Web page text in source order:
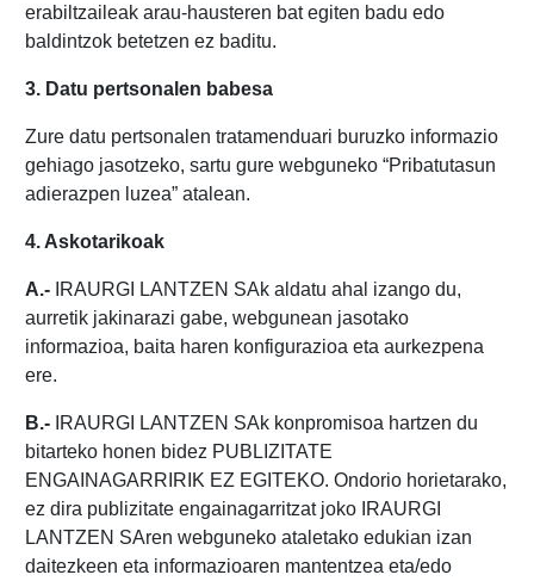
erabiltzaileak arau-hausteren bat egiten badu edo
baldintzok betetzen ez baditu.
3. Datu pertsonalen babesa
Zure datu pertsonalen tratamenduari buruzko informazio
gehiago jasotzeko, sartu gure webguneko “Pribatutasun
adierazpen luzea” atalean.
4. Askotarikoak
A.-IRAURGI LANTZEN SAk aldatu ahal izango du,
aurretik jakinarazi gabe, webgunean jasotako
informazioa, baita haren konfigurazioa eta aurkezpena
ere.
B.-IRAURGI LANTZEN SAk konpromisoa hartzen du
bitarteko honen bidez PUBLIZITATE
ENGAINAGARRIRIK EZ EGITEKO. Ondorio horietarako,
ez dira publizitate engainagarritzat joko IRAURGI
LANTZEN SAren webguneko ataletako edukian izan
daitezkeen eta informazioaren mantentzea eta/edo